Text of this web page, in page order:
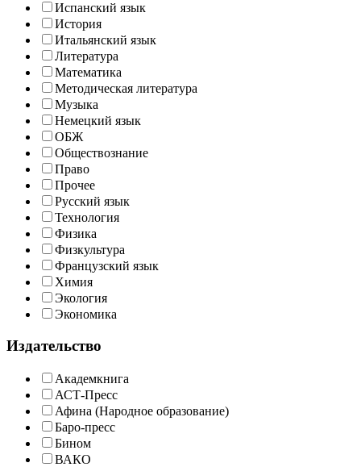
Испанский язык
История
Итальянский язык
Литература
Математика
Методическая литература
Музыка
Немецкий язык
ОБЖ
Обществознание
Право
Прочее
Русский язык
Технология
Физика
Физкультура
Французский язык
Химия
Экология
Экономика
Издательство
Академкнига
АСТ-Пресс
Афина (Народное образование)
Баро-пресс
Бином
ВАКО